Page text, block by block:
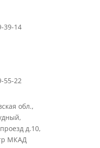
39-14
55-22
обл.,
д.10,
МКАД